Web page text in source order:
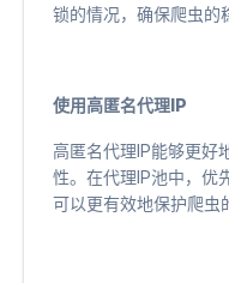
锁的情况，确保爬虫的
使用高匿名代理IP
高匿名代理IP能够更好
性。在代理IP池中，优
可以更有效地保护爬虫